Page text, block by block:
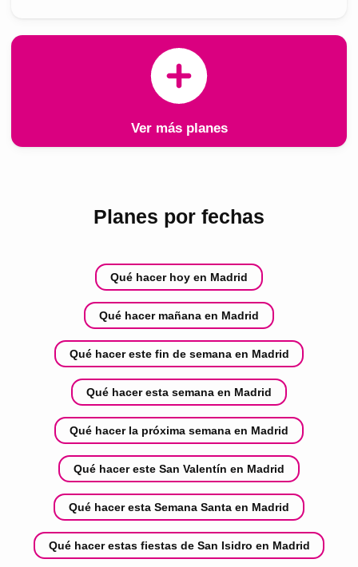
Ver más planes
Planes por fechas
Qué hacer hoy en Madrid
Qué hacer mañana en Madrid
Qué hacer este fin de semana en Madrid
Qué hacer esta semana en Madrid
Qué hacer la próxima semana en Madrid
Qué hacer este San Valentín en Madrid
Qué hacer esta Semana Santa en Madrid
Qué hacer estas fiestas de San Isidro en Madrid